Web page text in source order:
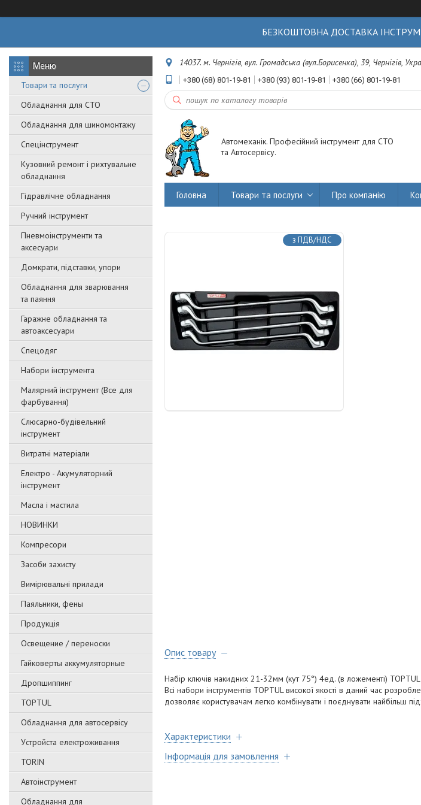
БЕЗКОШТОВНА ДОСТАВКА
Товари та послуги
Обладнання для СТО
Обладнання для шиномонтажу
Спецінструмент
Кузовний ремонт і рихтувальне
обладнання
Гідравлічне обладнання
Ручний інструмент
Пневмоінструменти та
аксесуари
Домкрати, підставки, упори
Обладнання для зварювання
та паяння
Гаражне обладнання та
автоаксесуари
Спецодяг
Набори інструмента
Малярний інструмент (Все для
фарбування)
Слюсарно-будівельний
інструмент
Витратні матеріали
Електро - Акумуляторний
інструмент
Масла і мастила
НОВИНКИ
Компресори
Засоби захисту
Вимірювальні прилади
Паяльники, фены
Продукція
Освещение / переноски
Гайковерты аккумуляторные
Дропшиппинг
TOPTUL
Обладнання для автосервісу
Уcтpoйстa елeктpoживання
TORIN
Автоінструмент
Обладнання для
14037. м. Чернігів, вул. Громадська (вул.Борисенка), 39, Чернігів,
+380 (68) 801-19-81 +380 (93) 801-19-81 +380 (66) 801-19-81
Автомеханік. Професійний інструмент для СТО
та Автосервісу.
Головна Товари та послуги Про компанію
з ПДВ/НДС
Опис товару
Набір ключів накидних 21-32мм (кут 75°) 4ед. (в ложементі) TOPTUL
Всі набори інструментів TOPTUL високої якості в даний час
дозволяє користувачам легко комбінувати і поєднувати найбільш
Характеристики
Інформація для замовлення